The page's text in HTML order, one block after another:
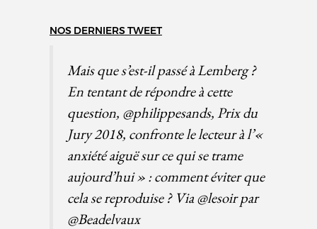
NOS DERNIERS TWEET
Mais que s’est-il passé à Lemberg ?
En tentant de répondre à cette
question, @philippesands, Prix du
Jury 2018, confronte le lecteur à l’«
anxiété aiguë sur ce qui se trame
aujourd’hui » : comment éviter que
cela se reproduise ? Via@lesoirpar
@Beadelvaux